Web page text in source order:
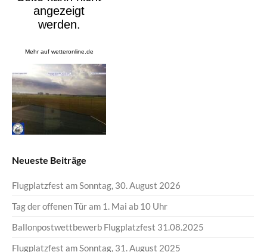
Mehr auf wetteronline.de
Neueste Beiträge
Flugplatzfest am Sonntag, 30. August 2026
Tag der offenen Tür am 1. Mai ab 10 Uhr
Ballonpostwettbewerb Flugplatzfest 31.08.2025
Flugplatzfest am Sonntag, 31. August 2025